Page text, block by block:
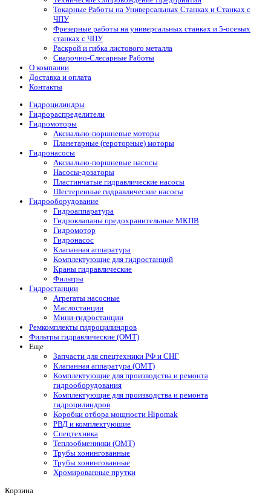
Токарные Работы на Универсальных Станках и Станках с
ЧПУ
Фрезерные работы на универсальных станках и 5-осевых
станках с ЧПУ
Раскрой и гибка листового металла
Сварочно-Слесарные Работы
О компании
Доставка и оплата
Контакты
Гидроцилиндры
Гидрораспределители
Гидромоторы
Аксиально-поршневые моторы
Планетарные (героторные) моторы
Гидронасосы
Аксиально-поршневые насосы
Насосы-дозаторы
Пластинчатые гидравлические насосы
Шестеренные гидравлические насосы
Гидрооборудование
Гидроаппаратура
Гидроклапаны предохранительные МКПВ
Гидромотор
Гидронасос
Клапанная аппаратура
Комплектующие для гидростанций
Краны гидравлические
Фильтры
Гидростанции
Агрегаты насосные
Маслостанции
Мини-гидростанции
Ремкомплекты гидроцилиндров
Фильтры гидравлические (OMT)
Еще
Запчасти для спецтехники РФ и СНГ
Клапанная аппаратура (OMT)
Комплектующие для производства и ремонта
гидрооборудования
Комплектующие для производства и ремонта
гидроцилиндров
Коробки отбора мощности Hipomak
РВД и комплектующие
Спецтехника
Теплообменники (OMT)
Трубы хонингованные
Трубы хонингованные
Хромированные прутки
Корзина